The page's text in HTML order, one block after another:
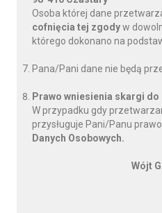
Osoba której dane
cofnięcia tej zgodyw
którego dokonano na
Pana/Pani dane nie będą
Prawo wniesienia skargi
W przypadku gdy
przysługuje Pani/Panu
Danych Osobowych.
Wójt